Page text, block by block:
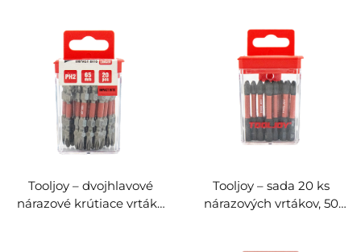
ako aj priemyselné
elektrické nástroje
Phillips, Pozidriv, Torx a
šesťhranné pre elektrické
náradie a elektrické
skrutkovače
Tooljoy – dvojhlavové
nárazové krútiace vrtáky
Tooljoy – sada 20 ks
nárazových vrtákov, 50